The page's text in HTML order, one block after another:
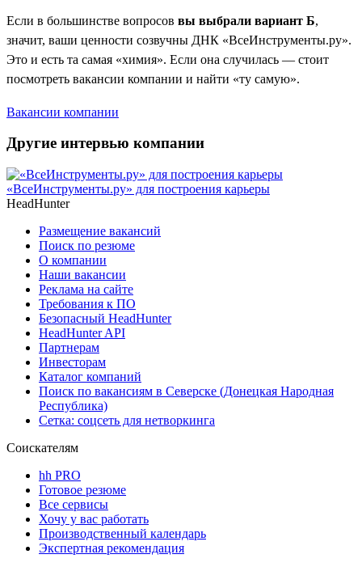
Если в большинстве вопросов вы выбрали вариант Б,
значит, ваши ценности созвучны ДНК «ВсеИнструменты.ру».
Это и есть та самая «химия». Если она случилась — стоит
посмотреть вакансии компании и найти «ту самую».
Вакансии компании
Другие интервью компании
«ВсеИнструменты.ру» для построения карьеры
HeadHunter
Размещение вакансий
Поиск по резюме
О компании
Наши вакансии
Реклама на сайте
Требования к ПО
Безопасный HeadHunter
HeadHunter API
Партнерам
Инвесторам
Каталог компаний
Поиск по вакансиям в Северске (Донецкая Народная
Республика)
Сетка: соцсеть для нетворкинга
Соискателям
hh PRO
Готовое резюме
Все сервисы
Хочу у вас работать
Производственный календарь
Экспертная рекомендация